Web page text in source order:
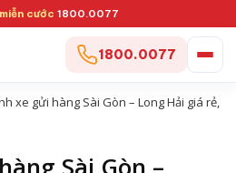
cước 1800.0077
1800.0077
xe gửi hàng Sài Gòn – Long Hải giá rẻ,